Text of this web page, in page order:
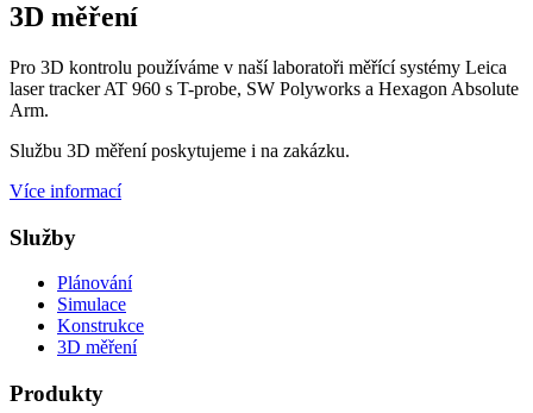
3D měření
Pro 3D kontrolu používáme v naší laboratoři měřící systémy Leica
laser tracker AT 960 s T-probe, SW Polyworks a Hexagon Absolute
Arm.
Službu 3D měření poskytujeme i na zakázku.
Více informací
Služby
Plánování
Simulace
Konstrukce
3D měření
Produkty